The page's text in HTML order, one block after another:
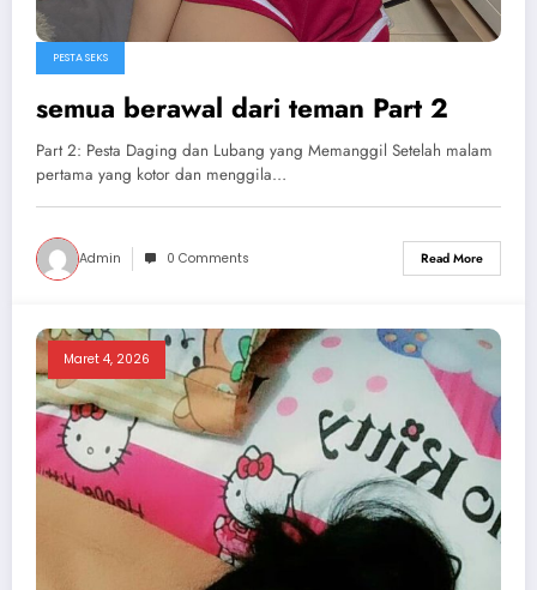
PESTA SEKS
semua berawal dari teman Part 2
Part 2: Pesta Daging dan Lubang yang Memanggil Setelah malam
pertama yang kotor dan menggila…
Admin 0 Comments Read More
Maret 4, 2026